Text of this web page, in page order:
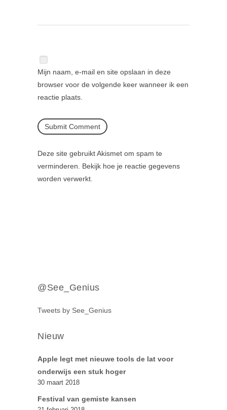
Mijn naam, e-mail en site opslaan in deze
browser voor de volgende keer wanneer ik een
reactie plaats.
Deze site gebruikt Akismet om spam te
verminderen. Bekijk hoe je reactie gegevens
worden verwerkt
@See_Genius
Tweets by See_Genius
Nieuw
Apple legt met nieuwe tools de lat voor
onderwijs een stuk hoger
30 maart 2018
Festival van gemiste kansen